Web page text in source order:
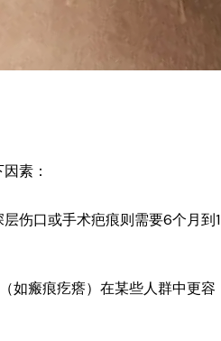
素：
伤口或手术疤痕则需要6个月到1
如瘢痕疙瘩）在某些人群中更容